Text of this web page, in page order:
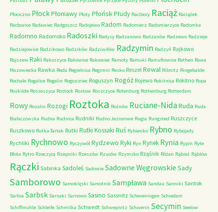
Płociczno PłockPłoniawy Płoty PłońskPłudy Racibory Raciąż Raciążek
Racławice Radawiec Radgoszcz Radojewo Radom Radomierz Radomierzyce Radomka
Radomno Radomsko Radoszki Radysy Radzanowo Radzanów Radzewo Radzieje
Radziejowice Radzikowo Radzików Radziwiłów Radzymin Radzyń Rajkowo
Rajszew Raki Rakoszyce Rakowice Rakowiec Ramoty Ramuki Ramułtowice Rathen Rawa
Mazowiecka Rawka Reda Regielnica Regimin Resko Reszel Rewal Ribnitz Ringebalde
Rochale Rogalice Rogalin Rogoziniec Roguszyn Rogóż Rojewo Rokitnica Rokitno Ropa
Roskilde Rossoszyca Rostock Rostow Roszczyce Rotenburg Rothenburg Rotterdam
Rowy Rozalin Rozogi Roztoka Rożnów Ruciane-NidaRuda Ruda
Białaczowska Rudna Rudnica Rudniki Rudno Jeziorowe Rugia Rungsted Ruszczyce
Ruszkowo Rutka-Tartak Rutki Rutki Kossaki Ruś Rybienko Rybno Rybojady
Rychliki Rychnowo Ryczywół Rydzewo Ryki Ryn Rynek Rynia Rypin Ryte
Błota Rytro Rzeczyca Rzepniki Rzeszów Rzuców Rzymsko Rząśnik Różan Rąbież Rąblów
Rączki Sabinka Sadoleś Sadowie Sadowne Węgrowskie Sady
Samborowo Samoklęski Samotnik Sampława Sandau Sanniki Santok
Sarbia Sarbsk Sarnaki Sarnowo Sasino Sassnitz Scheveningen Schiedam
Schiffmuhle Schleife Schmilka Schwedt Schwepnitz Schwerin Secymin Seelow